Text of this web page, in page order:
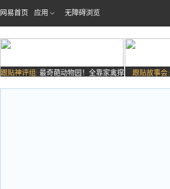
网易首页 应用 无障碍浏览
跟贴神评组: 最奇葩动物园！全靠家禽撑
跟贴故事会: